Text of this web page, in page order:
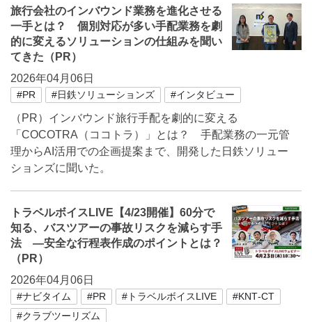
旅行会社のインバウンド業務を進化させる
一手とは？ 個別対応が多い手配業務を劇
的に変えるソリューションの仕組みを聞い
てきた（PR）
2026年04月06日
#PR #日鉄ソリューションズ #インタビュー
（PR）インバウンド旅行手配を劇的に変える
「COCOTRA（ココトラ）」とは？ 手配業務の一元管
理からAI活用での企画提案まで、開発した日鉄ソリュー
ションズに聞いた。
トラベルボイスLIVE【4/23開催】60分で
知る、バスツアーの事故リスクを減らす手
法 ―安全な行程表作成のポイントとは？
（PR）
2026年04月06日
#ナビタイム #PR #トラベルボイスLIVE
#KNT‐CT
#クラブツーリズム